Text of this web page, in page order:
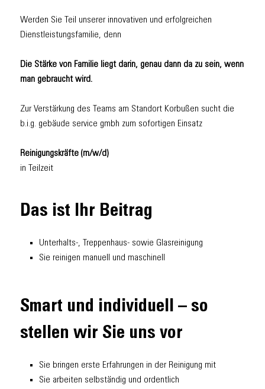
Werden Sie Teil unserer innovativen und erfolgreichen
Dienstleistungsfamilie, denn
Die Stärke von Familie liegt darin, genau dann da zu sein, wenn
man gebraucht wird.
Zur Verstärkung des Teams am Standort Korbußen sucht die
b.i.g. gebäude service gmbh zum sofortigen Einsatz
Reinigungskräfte (m/w/d)
in Teilzeit
Das ist Ihr Beitrag
Unterhalts-, Treppenhaus- sowie Glasreinigung
Sie reinigen manuell und maschinell
Smart und individuell – so
stellen wir Sie uns vor
Sie bringen erste Erfahrungen in der Reinigung mit
Sie arbeiten selbständig und ordentlich